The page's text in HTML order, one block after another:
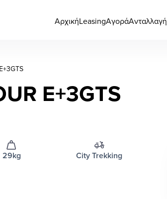
ΑρχικήLeasingΑγοράΑνταλλαγή
E+3GTS
29kg City Trekking